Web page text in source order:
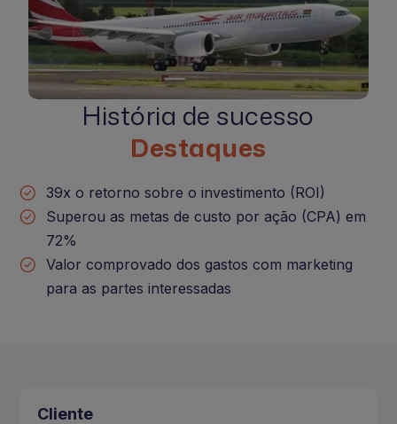
História de sucesso
Destaques
39x o retorno sobre o investimento (ROI)
Superou as metas de custo por ação (CPA) em
72%
Valor comprovado dos gastos com marketing
para as partes interessadas
Cliente